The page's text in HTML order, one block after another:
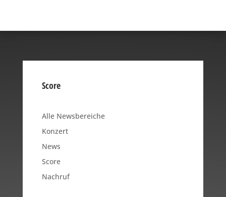
Score
Alle Newsbereiche
Konzert
News
Score
Nachruf